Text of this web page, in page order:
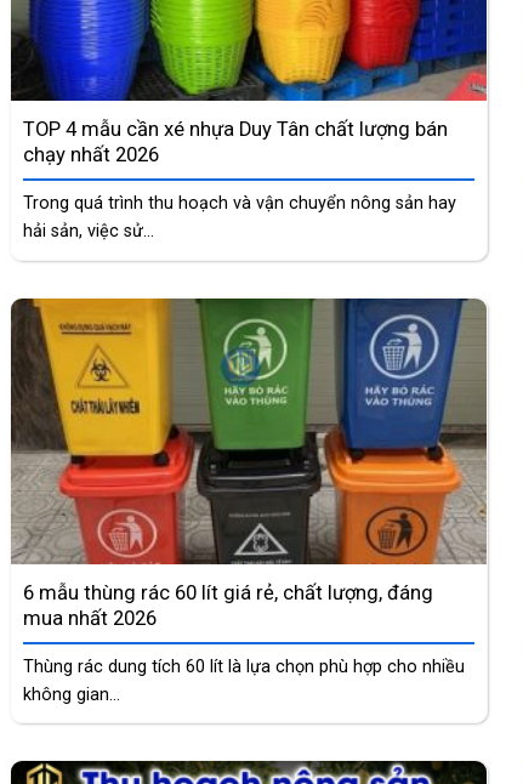
TOP 4 mẫu cần xé nhựa Duy Tân chất lượng bán
chạy nhất 2026
Trong quá trình thu hoạch và vận chuyển nông sản hay
hải sản, việc sử...
6 mẫu thùng rác 60 lít giá rẻ, chất lượng, đáng
mua nhất 2026
Thùng rác dung tích 60 lít là lựa chọn phù hợp cho nhiều
không gian...